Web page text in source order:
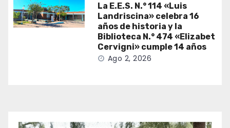
La E.E.S. N.° 114 «Luis
Landriscina» celebra 16
años de historia y la
Biblioteca N.° 474 «Elizabet
Cervigni» cumple 14 años
Ago 2, 2026